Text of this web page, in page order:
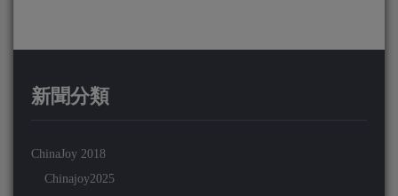
新聞分類
ChinaJoy 2018
Chinajoy2025